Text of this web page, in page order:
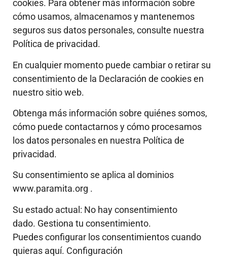
cookies. Para obtener más información sobre
cómo usamos, almacenamos y mantenemos
seguros sus datos personales, consulte nuestra
Política de privacidad.
En cualquier momento puede cambiar o retirar su
consentimiento de la Declaración de cookies en
nuestro sitio web.
Obtenga más información sobre quiénes somos,
cómo puede contactarnos y cómo procesamos
los datos personales en nuestra Política de
privacidad.
Su consentimiento se aplica al dominios
www.paramita.org .
Su estado actual: No hay consentimiento
dado. Gestiona tu consentimiento.
Puedes configurar los consentimientos cuando
quieras aquí. Configuración